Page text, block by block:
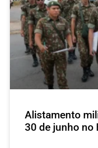
Alistamento
30 de junho no